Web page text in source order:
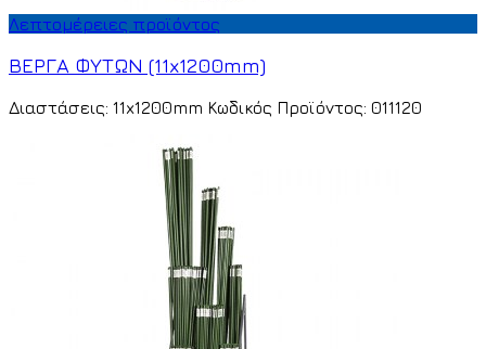
Λεπτομέρειες προϊόντος
ΒΕΡΓΑ ΦΥΤΩΝ (11x1200mm)
Διαστάσεις: 11x1200mm Κωδικός Προϊόντος: 011120